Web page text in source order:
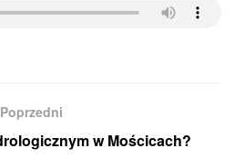
Poprzedni
w Mościcach?